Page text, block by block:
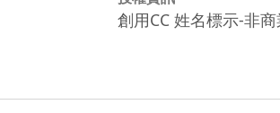
創用CC 姓名標示-非